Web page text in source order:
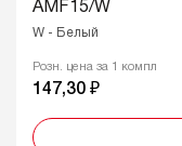
AMF15/W
W - Белый
Розн. цена за 1 компл
147,30 ₽